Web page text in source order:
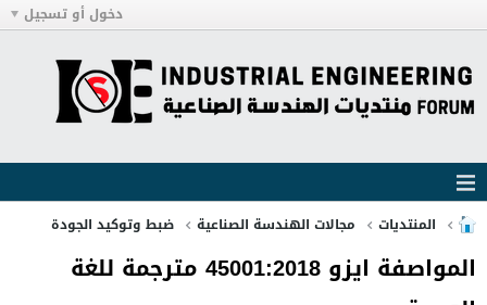
دخول أو تسجيل
المنتديات مجالات الهندسة الصناعية ضبط وتوكيد الجودة
المواصفة ايزو 45001:2018 مترجمة للغة